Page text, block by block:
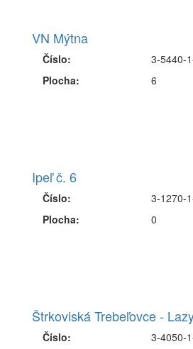
VN Mýtna
Číslo:
Plocha:
3-5440-
6
Ipeľ č. 6
Číslo:
Plocha:
3-1270-
0
Štrkoviská Trebeľovce -
Číslo:
3-4050-